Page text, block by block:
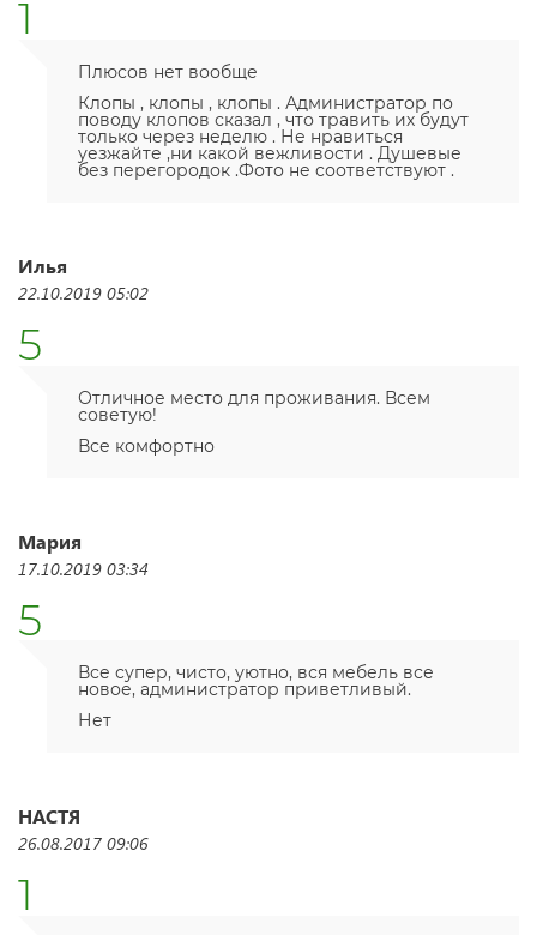
1
Плюсов нет вообще
Клопы , клопы , клопы . Администратор по
поводу клопов сказал , что травить их будут
только через неделю . Не нравиться
уезжайте ,ни какой вежливости . Душевые
без перегородок .Фото не соответствуют .
Илья
22.10.2019 05:02
5
Отличное место для проживания. Всем
советую!
Все комфортно
Мария
17.10.2019 03:34
5
Все супер, чисто, уютно, вся мебель все
новое, администратор приветливый.
Нет
НАСТЯ
26.08.2017 09:06
1